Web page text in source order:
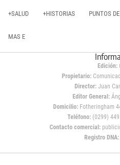
+SALUD +HISTORIAS PUNTOS
MAS E
Edición:
Propietario:
Director: Juan
Editor General:
Domicilio:Fotheringham
Teléfono: (0299)
Contacto comercial:
Registro